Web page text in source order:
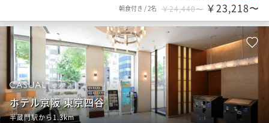
朝食付き /2名 ￥24,440〜 ￥23,218〜
ビジネス
ホテル京阪 東京四谷
半蔵門駅から1.3km